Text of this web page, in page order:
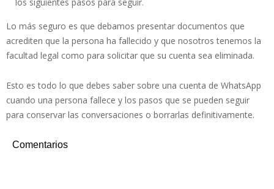
Lo más seguro es que debamos presentar documentos que
acrediten que la persona ha fallecido y que nosotros tenemos la
facultad legal como para solicitar que su cuenta sea eliminada.
Esto es todo lo que debes saber sobre una cuenta de WhatsApp
cuando una persona fallece y los pasos que se pueden seguir
para conservar las conversaciones o borrarlas definitivamente.
Comentarios